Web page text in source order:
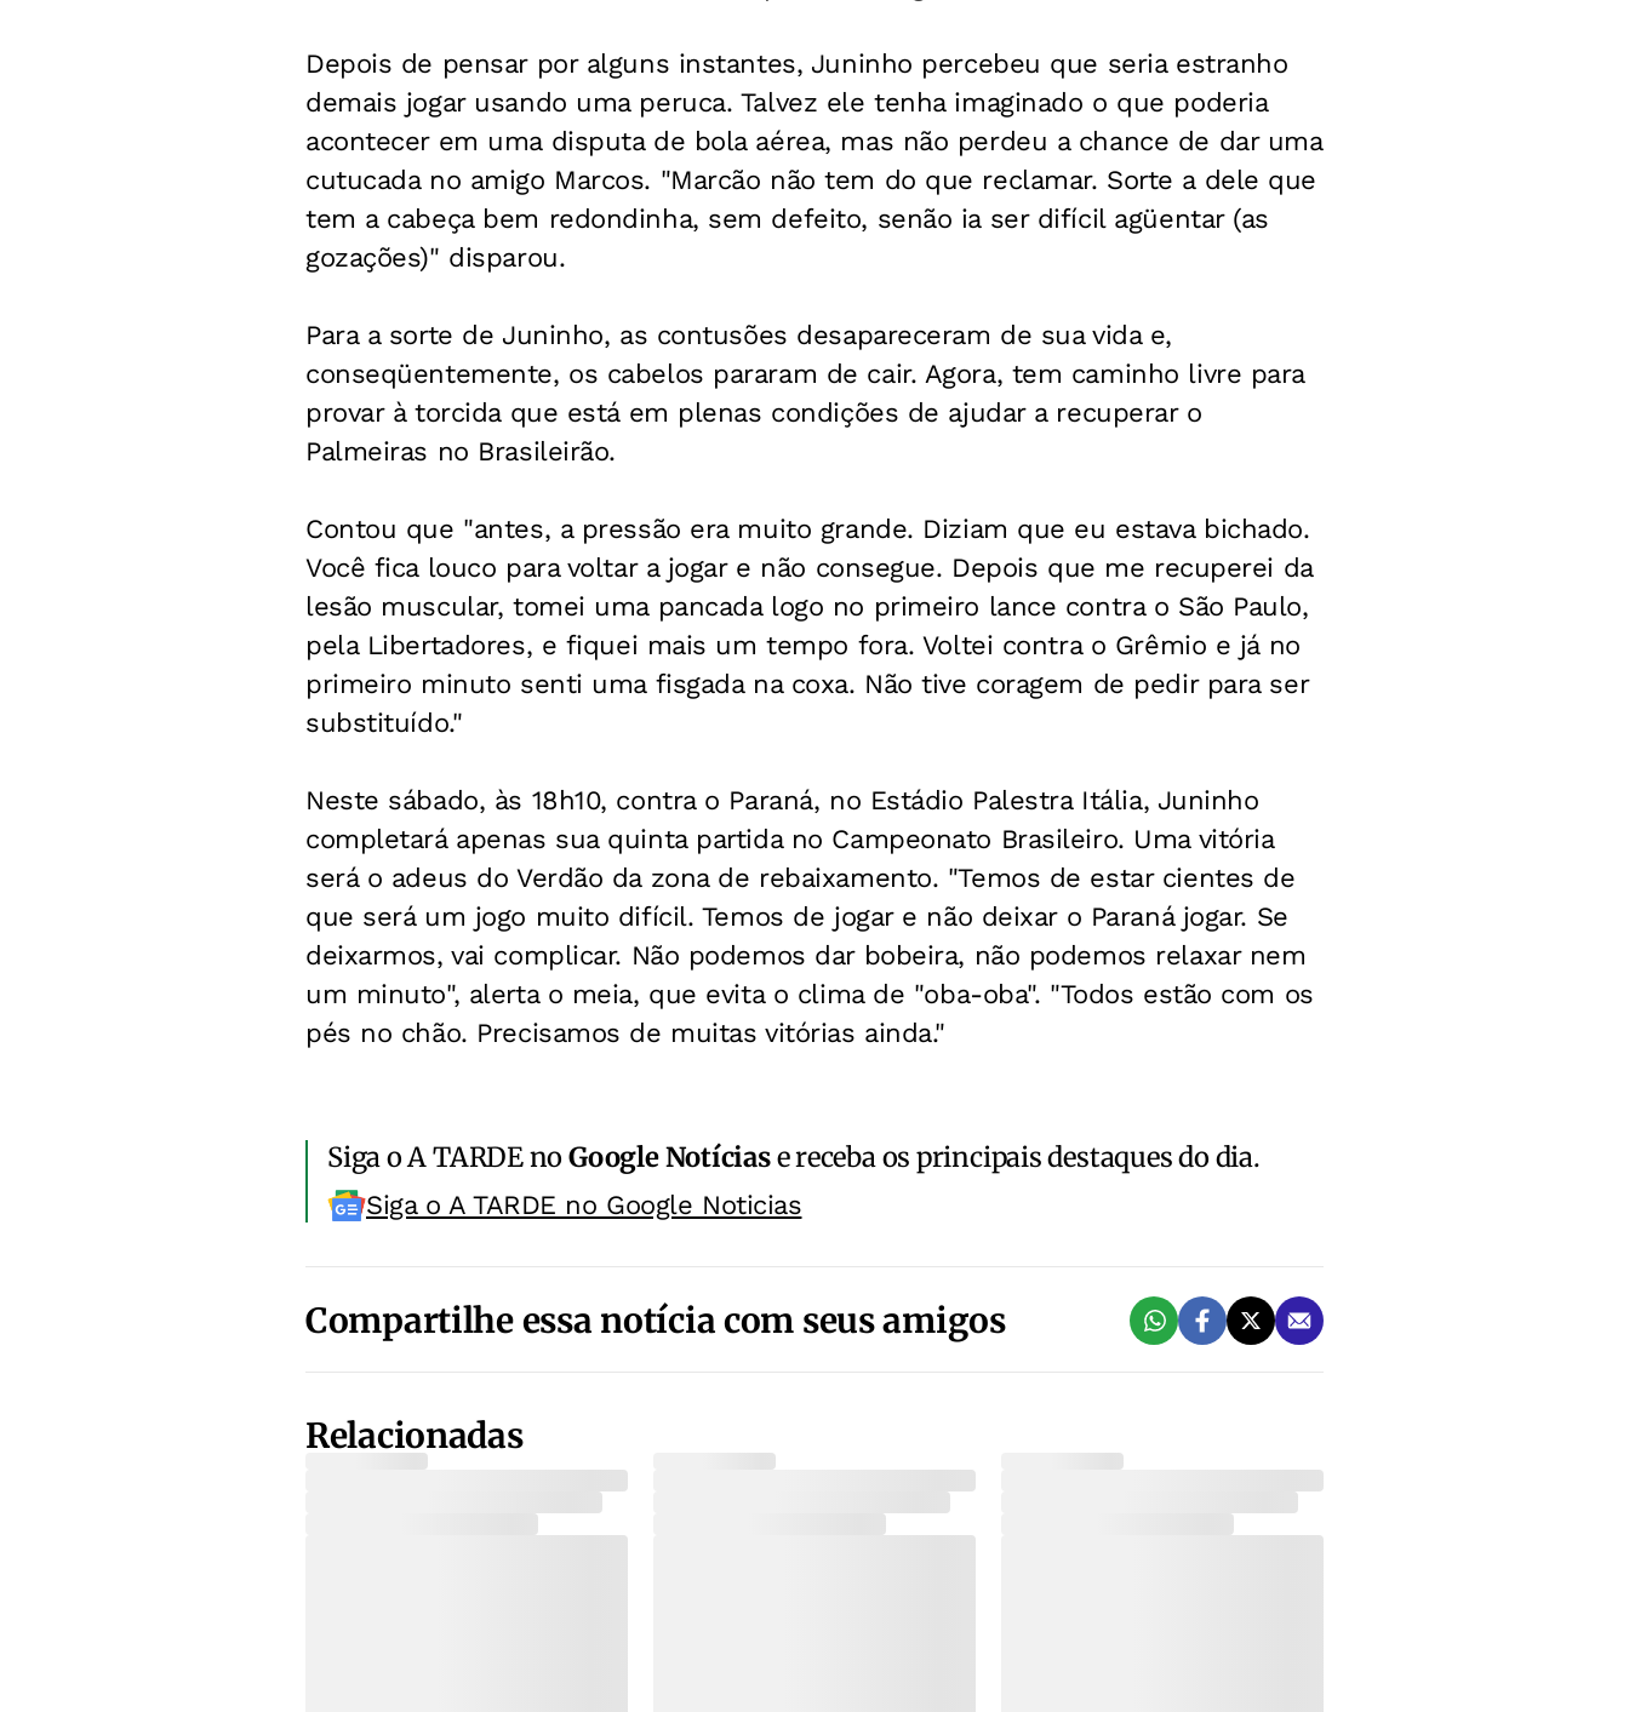
Depois de pensar por alguns instantes, Juninho percebeu que seria estranho
demais jogar usando uma peruca. Talvez ele tenha imaginado o que poderia
acontecer em uma disputa de bola aérea, mas não perdeu a chance de dar uma
cutucada no amigo Marcos. "Marcão não tem do que reclamar. Sorte a dele que
tem a cabeça bem redondinha, sem defeito, senão ia ser difícil agüentar (as
gozações)" disparou.
Para a sorte de Juninho, as contusões desapareceram de sua vida e,
conseqüentemente, os cabelos pararam de cair. Agora, tem caminho livre para
provar à torcida que está em plenas condições de ajudar a recuperar o
Palmeiras no Brasileirão.
Contou que "antes, a pressão era muito grande. Diziam que eu estava bichado.
Você fica louco para voltar a jogar e não consegue. Depois que me recuperei da
lesão muscular, tomei uma pancada logo no primeiro lance contra o São Paulo,
pela Libertadores, e fiquei mais um tempo fora. Voltei contra o Grêmio e já no
primeiro minuto senti uma fisgada na coxa. Não tive coragem de pedir para ser
substituído."
Neste sábado, às 18h10, contra o Paraná, no Estádio Palestra Itália, Juninho
completará apenas sua quinta partida no Campeonato Brasileiro. Uma vitória
será o adeus do Verdão da zona de rebaixamento. "Temos de estar cientes de
que será um jogo muito difícil. Temos de jogar e não deixar o Paraná jogar. Se
deixarmos, vai complicar. Não podemos dar bobeira, não podemos relaxar nem
um minuto", alerta o meia, que evita o clima de "oba-oba". "Todos estão com os
pés no chão. Precisamos de muitas vitórias ainda."
Siga o A TARDE noGoogle Notíciase receba os principais destaques do dia.
Siga o A TARDE no Google Noticias
Compartilhe essa notícia com seus amigos
Relacionadas